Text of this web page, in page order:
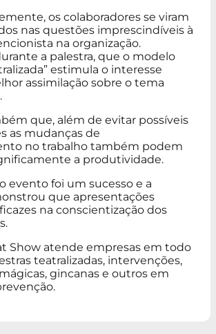
os colaboradores se viram
nas questões imprescindíveis à
na organização.
a palestra, que o modelo
estimula o interesse
assimilação sobre o tema
que, além de evitar possíveis
as mudanças de
no trabalho também podem
a produtividade.
evento foi um sucesso e a
que apresentações
na conscientização dos
Show atende empresas em todo
teatralizadas, intervenções,
gincanas e outros em